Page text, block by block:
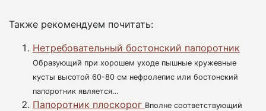
Также рекомендуем почитать:
Нетребовательный бостонский папоротник
Образующий при хорошем уходе пышные кружевные
кусты высотой 60-80 см нефролепис или бостонский
папоротник является…
Папоротник плоскорог Вполне соответствующий